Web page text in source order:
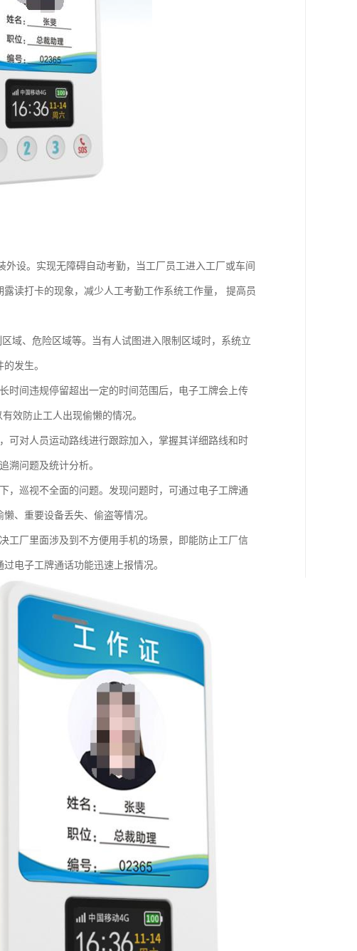
设。实现无障碍自动考勤，当工厂员工进入工厂或车间
读打卡的现象，减少人工考勤工作系统工作量， 提高员
域、危险区域等。当有人试图进入限制区域时，系统立
发生。
时间违规停留超出一定的时间范围后，电子工牌会上传
效防止工人出现偷懒的情况。
可对人员运动路线进行跟踪加入，掌握其详细路线和时
溯问题及统计分析。
，巡视不全面的问题。发现问题时，可通过电子工牌通
、重要设备丢失、偷盗等情况。
工厂里面涉及到不方便用手机的场景，即能防止工厂信
电子工牌通话功能迅速上报情况。